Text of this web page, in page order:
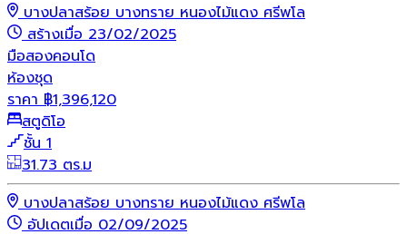
บางปลาสร้อย บางทราย หนองไม้แดง ศรีพโล
สร้างเมื่อ 23/02/2025
มือสองคอนโด
ห้องชุด
ราคา ฿1,396,120
สตูดิโอ
ชั้น 1
31.73 ตร.ม
บางปลาสร้อย บางทราย หนองไม้แดง ศรีพโล
อัปเดตเมื่อ 02/09/2025